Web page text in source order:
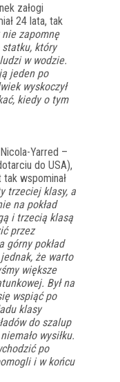
załogi
24 lata, tak
nie zapomnę
który
w wodzie.
jeden po
wyskoczył
kiedy o tym
Yarred –
do USA),
wspominał
trzeciej klasy, a
na pokład
i trzecią klasą
przez
górny pokład
że warto
większe
Był na
wspiąć po
klasy
do szalup
wysiłku.
po
i w końcu